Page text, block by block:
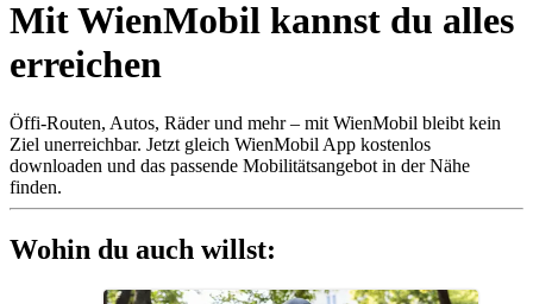
Mit WienMobil kannst du alles
erreichen
Öffi-Routen, Autos, Räder und mehr – mit WienMobil bleibt kein
Ziel unerreichbar. Jetzt gleich WienMobil App kostenlos
downloaden und das passende Mobilitätsangebot in der Nähe
finden.
Wohin du auch willst: